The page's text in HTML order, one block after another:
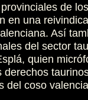
de
en una
Así
del sector
quien
del coso